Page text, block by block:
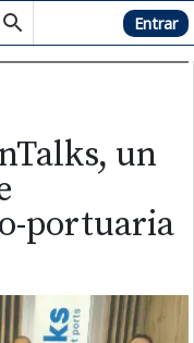
Hemeroteca Entrar
un
portuaria